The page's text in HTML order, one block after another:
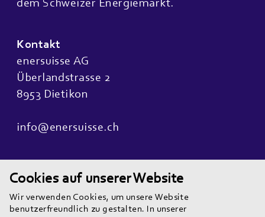
dem Schweizer Energiemarkt.
Kontakt
enersuisse AG
Überlandstrasse 2
8953 Dietikon
info@enersuisse.ch
Wir sind
Unsere Teams
Cookies auf unserer Website
Wir verwenden Cookies, um unsere Website
benutzerfreundlich zu gestalten. In unserer